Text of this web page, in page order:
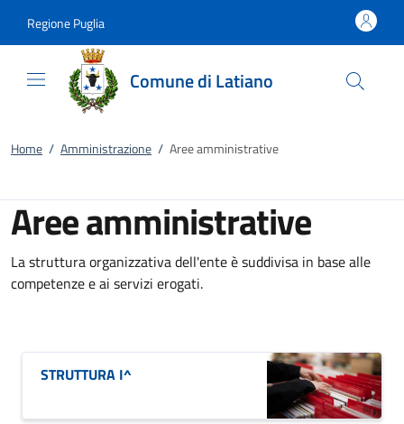
Regione Puglia
Comune di Latiano
Home / Amministrazione / Aree amministrative
Aree amministrative
La struttura organizzativa dell'ente è suddivisa in base alle
competenze e ai servizi erogati.
STRUTTURA I^